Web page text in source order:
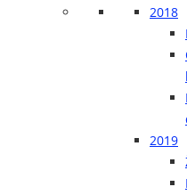
2018
2019